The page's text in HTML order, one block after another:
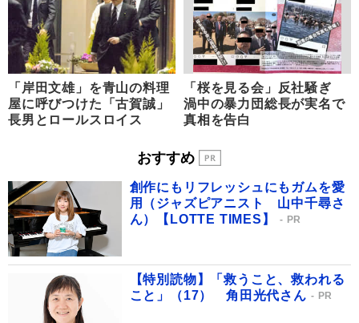
「岸田文雄」を青山の料理
屋に呼びつけた「古賀誠」
長男とロールスロイス
「桜を見る会」反社騒ぎ
渦中の暴力団総長が実名で
真相を告白
おすすめ
創作にもリフレッシュにもガムを愛
用（ジャズピアニスト 山中千尋さ
ん）【LOTTE TIMES】
PR
【特別読物】「救うこと、救われる
こと」（17） 角田光代さん
PR